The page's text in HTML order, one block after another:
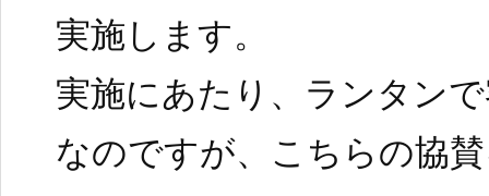
実施します。
実施にあたり、ランタン
なのですが、こちらの協